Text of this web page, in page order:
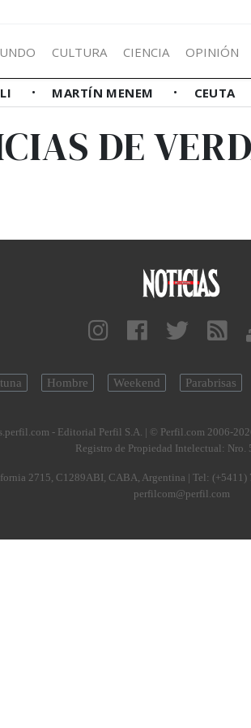
CULTURA CIENCIA OPINIÓN
MARTÍN MENEM CEUTA
DE
Hombre Weekend Parabrisas
- Editorial Perfil S.A. | © Perfil.com 2006-
Registro de Propiedad Intelectual: Nro.
2715, C1289ABI, CABA, Argentina | Tel: (+5411)
perfilcom@perfil.com